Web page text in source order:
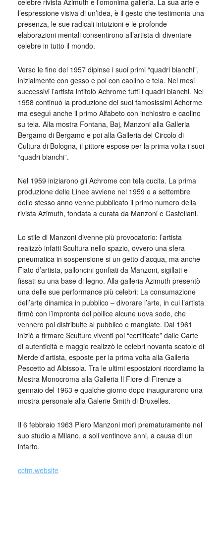
celebre rivista Azimuth e l’omonima galleria. La sua arte è
l’espressione visiva di un’idea, è il gesto che testimonia una
presenza, le sue radicali intuizioni e le profonde
elaborazioni mentali consentirono all’artista di diventare
celebre in tutto il mondo.
Verso le fine del 1957 dipinse i suoi primi “quadri bianchi”,
inizialmente con gesso e poi con caolino e tela. Nei mesi
successivi l’artista intitolò Achrome tutti i quadri bianchi. Nel
1958 continuò la produzione dei suoi famosissimi Achorme
ma eseguì anche il primo Alfabeto con inchiostro e caolino
su tela. Alla mostra Fontana, Baj, Manzoni alla Galleria
Bergamo di Bergamo e poi alla Galleria del Circolo di
Cultura di Bologna, il pittore espose per la prima volta i suoi
“quadri bianchi”.
Nel 1959 iniziarono gli Achrome con tela cucita. La prima
produzione delle Linee avviene nel 1959 e a settembre
dello stesso anno venne pubblicato il primo numero della
rivista Azimuth, fondata a curata da Manzoni e Castellani.
Lo stile di Manzoni divenne più provocatorio: l’artista
realizzò infatti Scultura nello spazio, ovvero una sfera
pneumatica in sospensione si un getto d’acqua, ma anche
Fiato d’artista, palloncini gonfiati da Manzoni, sigillati e
fissati su una base di legno. Alla galleria Azimuth presentò
una delle sue performance più celebri: La consumazione
dell’arte dinamica in pubblico – divorare l’arte, in cui l’artista
firmò con l’impronta del pollice alcune uova sode, che
vennero poi distribuite al pubblico e mangiate. Dal 1961
iniziò a firmare Sculture viventi poi “certificate” dalle Carte
di autenticità e maggio realizzò le celebri novanta scatole di
Merde d’artista, esposte per la prima volta alla Galleria
Pescetto ad Albissola. Tra le ultimi esposizioni ricordiamo la
Mostra Monocroma alla Galleria Il Fiore di Firenze a
gennaio del 1963 e qualche giorno dopo inaugurarono una
mostra personale alla Galerie Smith di Bruxelles.
Il 6 febbraio 1963 Piero Manzoni morì prematuramente nel
suo studio a Milano, a soli ventinove anni, a causa di un
infarto.
cctm.website